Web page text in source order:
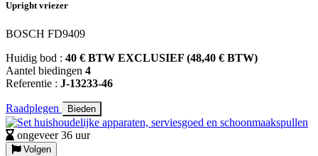
Upright vriezer
BOSCH FD9409
Huidig bod : 40 € BTW EXCLUSIEF (48,40 € BTW)
Aantel biedingen 4
Referentie : J-13233-46
Raadplegen Bieden
ongeveer 36 uur
Volgen